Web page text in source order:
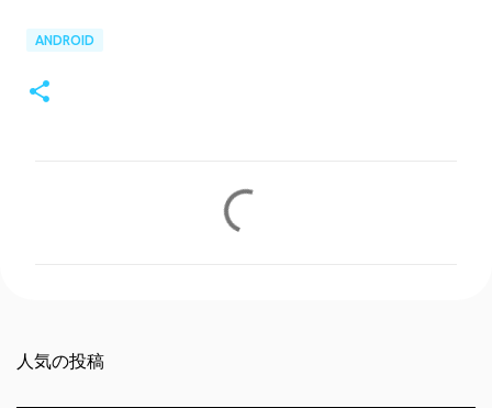
ANDROID
人気の投稿